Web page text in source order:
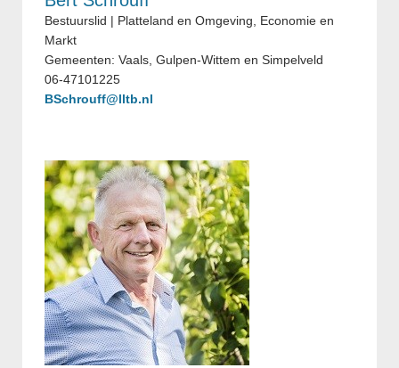
Bestuurslid | Platteland en Omgeving, Economie en
Markt
Gemeenten: Vaals, Gulpen-Wittem en Simpelveld
06-47101225
BSchrouff@lltb.nl